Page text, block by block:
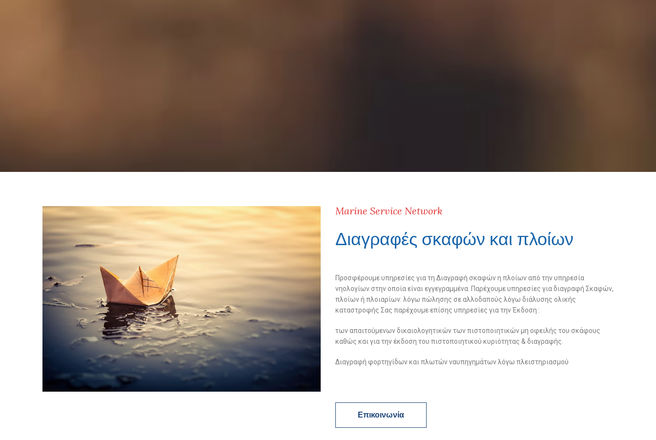
Marine Service Network
Διαγραφές σκαφών και πλοίων
Προσφέρουμε υπηρεσίες για τη Διαγραφή σκαφών η πλοίων από την υπηρεσία
νηολογίων στην οποία είναι εγγεγραμμένα. Παρέχουμε υπηρεσίες για διαγραφή Σκαφών,
πλοίων ή πλοιαρίων: λόγω πώλησης σε αλλοδαπούς λόγω διάλυσης ολικής
καταστροφής Σας παρέχουμε επίσης υπηρεσίες για την Έκδοση :
των απαιτούμενων δικαιολογητικών των πιστοποιητικών μη οφειλής του σκάφους
καθώς και για την έκδοση του πιστοποιητικού κυριότητας & διαγραφής.
Διαγραφή φορτηγίδων και πλωτών ναυπηγημάτων λόγω πλειστηριασμού
Επικοινωνία